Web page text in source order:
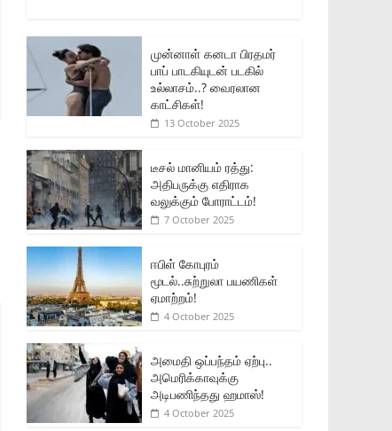
முன்னாள் கனடா பிரதமர்
பாப் பாடகியுடன் படகில்
உல்லாசம்..? வைரலான
காட்சிகள்!
13 October 2025
டீசல் மானியம் ரத்து:
அதிபருக்கு எதிராக
வலுக்கும் போராட்டம்!
7 October 2025
ஈபிள் கோபுரம்
மூடல்..சுற்றுலா பயணிகள்
ஏமாற்றம்!
4 October 2025
அமைதி ஒப்பந்தம் ஏற்பு..
அமெரிக்காவுக்கு
அடிபணிந்தது ஹமாஸ்!
4 October 2025